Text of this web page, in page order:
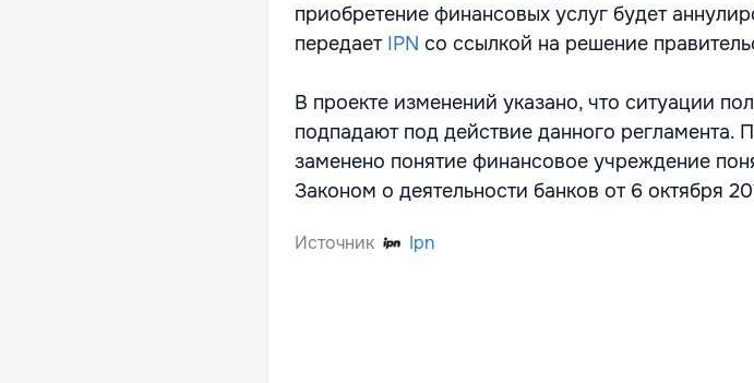
приобретение финансовых услуг будет
передаетIPN со ссылкой на решение
В проекте изменений указано, что ситуации
подпадают под действие данного регламента.
заменено понятие финансовое учреждение
Законом о деятельности банков от 6 октября
Источник Ipn